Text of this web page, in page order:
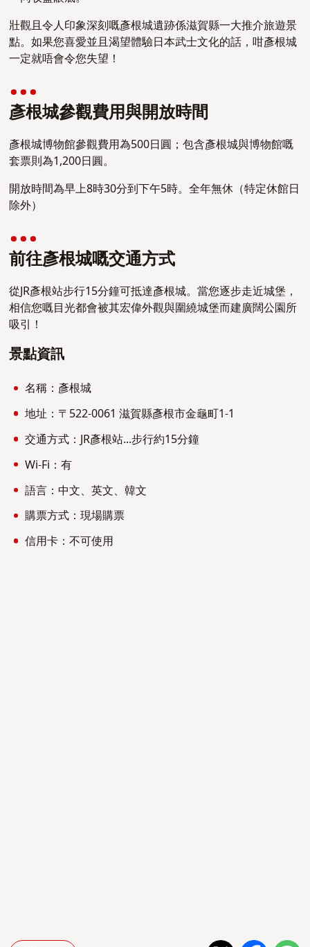
壯觀且令人印象深刻嘅彥根城遺跡係滋賀縣一大推介旅遊景
點。如果您喜愛並且渴望體驗日本武士文化的話，咁彥根城
一定就唔會令您失望！
彥根城參觀費用與開放時間
彥根城博物館參觀費用為500日圓；包含彥根城與博物館嘅
套票則為1,200日圓。
開放時間為早上8時30分到下午5時。全年無休（特定休館日
除外）
前往彥根城嘅交通方式
從JR彥根站步行15分鐘可抵達彥根城。當您逐步走近城堡，
相信您嘅目光都會被其宏偉外觀與圍繞城堡而建廣闊公園所
吸引！
景點資訊
名稱：彥根城
地址：〒522-0061 滋賀縣彥根市金龜町1-1
交通方式：JR彥根站...步行約15分鐘
Wi-Fi：有
語言：中文、英文、韓文
購票方式：現場購票
信用卡：不可使用